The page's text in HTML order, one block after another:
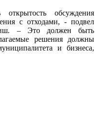
обсуждения
с отходами, - подвел
– Это должен быть
решения должны
и бизнеса,